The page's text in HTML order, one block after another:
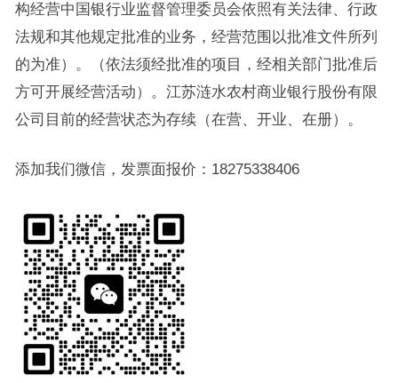
构经营中国银行业监督管理委员会依照有关法律、行政
法规和其他规定批准的业务，经营范围以批准文件所列
的为准）。（依法须经批准的项目，经相关部门批准后
方可开展经营活动）。江苏涟水农村商业银行股份有限
公司目前的经营状态为存续（在营、开业、在册）。
添加我们微信，发票面报价：18275338406